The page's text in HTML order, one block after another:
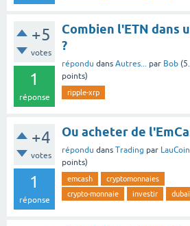
+5
votes
1
réponse
Combien l'ETN dans
?
répondu dans Autres... par Bob (
points)
ripple-xrp
+4
votes
1
réponse
Ou acheter de
répondu dans Trading par LauCoin
points)
emcash
cryptomonnaies
crypto-monnaie
investir dubaï